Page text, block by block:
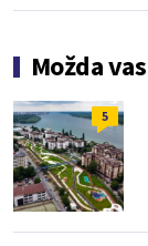
Možda
5